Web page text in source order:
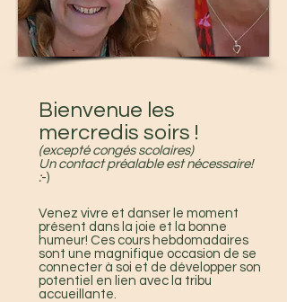
Bienvenue les
mercredis soirs !
(excepté congés scolaires)
Un contact préalable est nécessaire!
:-)
​Venez vivre et danser le moment
présent dans la joie et la bonne
humeur! Ces cours hebdomadaires
sont une magnifique occasion de se
connecter à soi et de développer son
potentiel en lien avec la tribu
accueillante.